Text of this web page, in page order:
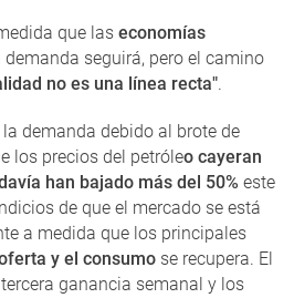
que las economías
demanda seguirá, pero el camino
no es una línea recta".
demanda debido al brote de
los precios del petróleo cayeran
han bajado más del 50% este
de que el mercado se está
a medida que los principales
y el consumo se recupera. El
ganancia semanal y los